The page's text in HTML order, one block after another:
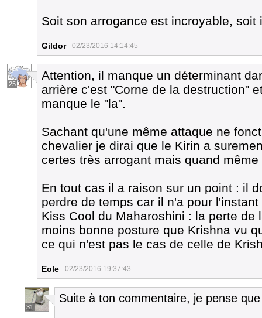
Soit son arrogance est incroyable,
Gildor 02/23/2016 14:14:45
25
Attention, il manque un déterminant
arrière c'est "Corne de la destruction"
manque le "la".
Sachant qu'une même attaque ne
chevalier je dirai que le Kirin a
certes très arrogant mais quand
En tout cas il a raison sur un point : il
perdre de temps car il n'a pour
Kiss Cool du Maharoshini : la perte
moins bonne posture que Krishna vu
ce qui n'est pas le cas de celle de
Eole 02/23/2016 19:37:43
31
Suite à ton commentaire, je pense